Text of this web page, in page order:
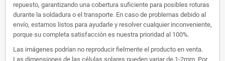
repuesto, garantizando una cobertura suficiente para posibles roturas
durante la soldadura o el transporte. En caso de problemas debido al
envío, estamos listos para ayudarle y resolver cualquier inconveniente,
porque su completa satisfacción es nuestra prioridad al 100%.
Las imágenes podrían no reproducir fielmente el producto en venta.
Las dimensiones de las células solares pueden variar de 1-2mm. Por